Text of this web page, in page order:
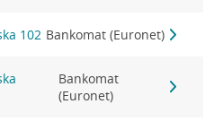
102 Bankomat (Euronet)
Bankomat
(Euronet)